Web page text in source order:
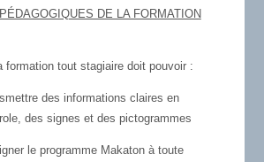
DE LA FORMATION
formation tout stagiaire doit pouvoir :
des informations claires en
des signes et des pictogrammes
le programme Makaton à toute